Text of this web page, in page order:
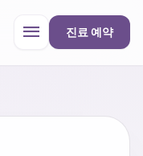
menu 진료 예약